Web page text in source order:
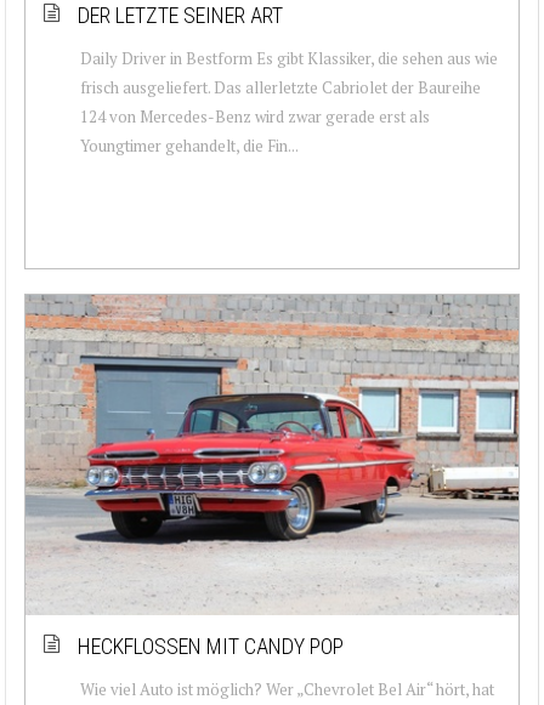
DER LETZTE SEINER ART
Daily Driver in Bestform Es gibt Klassiker, die sehen aus wie
frisch ausgeliefert. Das allerletzte Cabriolet der Baureihe
124 von Mercedes-Benz wird zwar gerade erst als
Youngtimer gehandelt, die Fin...
HECKFLOSSEN MIT CANDY POP
Wie viel Auto ist möglich? Wer „Chevrolet Bel Air“ hört, hat